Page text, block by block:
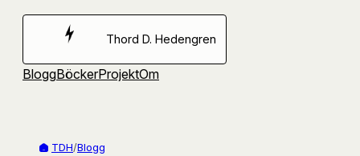
Hoppa
Thord D. Hedengren
BloggBöckerProjektOm
TDH/Blogg